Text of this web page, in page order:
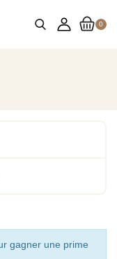
0
gagner une prime